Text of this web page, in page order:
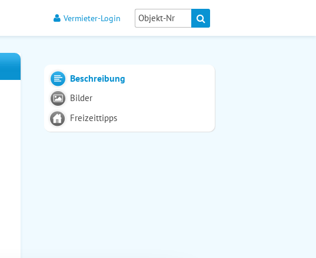
Vermieter-Login
Beschreibung
Bilder
Freizeittipps